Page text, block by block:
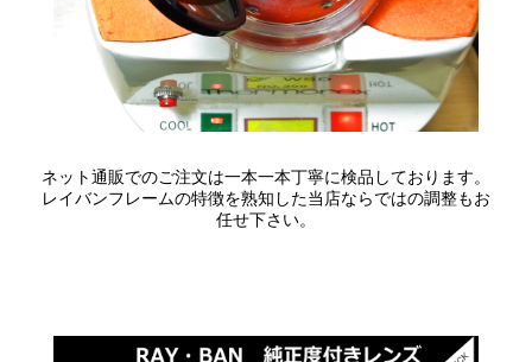
ネット通販でのご注文は一本一本丁寧に検品しております。
レイバンフレームの特徴を熟知した当店ならではの調整もお
任せ下さい。